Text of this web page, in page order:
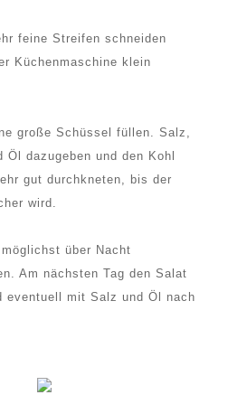
feine Streifen schneiden
Küchenmaschine klein
große Schüssel füllen. Salz,
dazugeben und den Kohl
gut durchkneten, bis der
wird.
über Nacht
Am nächsten Tag den Salat
eventuell mit Salz und Öl nach